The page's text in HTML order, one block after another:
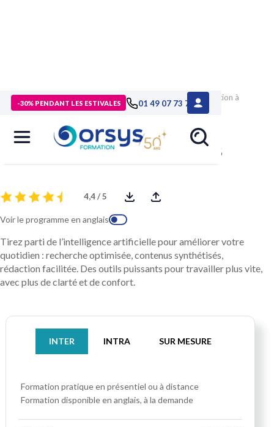
-30% PENDANT LES ESTIVALES 01 49 07 73 73
> Formations>Technologies numériques
Formation Initiation à
Copilot pour Microsoft 365
Initiation à Copilot pour Microsoft 365
4,4 / 5
Voir le programme en anglais
Tirez parti de l’intelligence artificielle pour améliorer votre
quotidien : recherche optimisée, contenus synthétisés,
rédaction facilitée. Des outils puissants pour travailler plus vite,
avec plus de clarté et de confort.
INTER INTRA SUR MESURE
Formation pratique en présentiel ou à distance
Formation disponible en anglais, à la demande